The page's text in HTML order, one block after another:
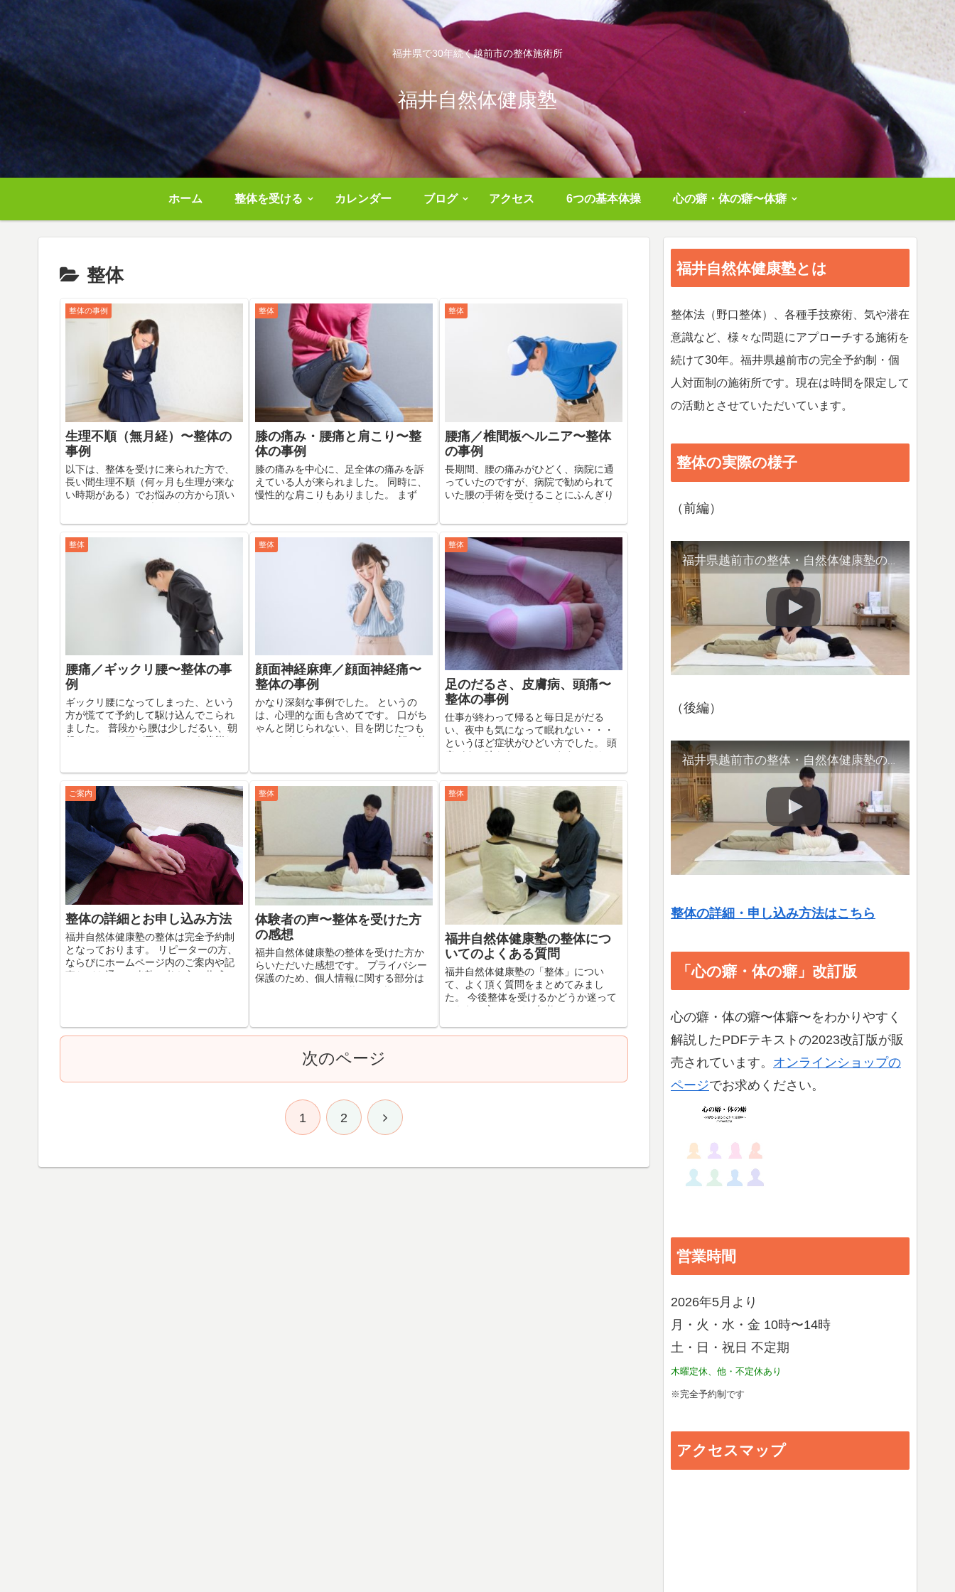
福井県で30年続く越前市の整体施術所
福井自然体健康塾
ホーム 整体を受ける カレンダー ブログ アクセス 6つの基本体操 心の癖・体の癖〜体癖
整体
整体の事例
生理不順（無月経）〜整体の
事例
以下は、整体を受けに来られた方で、
長い間生理不順（何ヶ月も生理が来な
い時期がある）でお悩みの方から頂い
ましたので、嬉し...
整体
膝の痛み・腰痛と肩こり〜整
体の事例
膝の痛みを中心に、足全体の痛みを訴
えている人が来られました。 同時に、
慢性的な肩こりもありました。 まず
膝の痛みのほとんど...
整体
腰痛／椎間板ヘルニア〜整体
の事例
長期間、腰の痛みがひどく、病院に通
っていたのですが、病院で勧められて
いた腰の手術を受けることにふんぎり
ようです。 その方の腰には...
整体
腰痛／ギックリ腰〜整体の事
例
ギックリ腰になってしまった、という
方が慌てて予約して駆け込んでこられ
ました。 普段から腰は少しだるい、朝
起きたときに腰が重い、という状態だ
整体
顔面神経麻痺／顔面神経痛〜
整体の事例
かなり深刻な事例でした。 というの
は、心理的な面も含めてです。 口がち
ゃんと閉じられない、目を閉じたつも
りでも瞼がふさがらない・・・ 顔の片
整体
足のだるさ、皮膚病、頭痛〜
整体の事例
仕事が終わって帰ると毎日足がだる
い、夜中も気になって眠れない・・・
というほど症状がひどい方でした。 頭
痛がする時もあるといいます。 ただ、
すが、この方の職場では...
ご案内
整体の詳細とお申し込み方法
福井自然体健康塾の整体は完全予約制
となっております。 リピーターの方、
ならびにホームページ内のご案内や記
事などを通して当塾の考え方に共感し
整体
体験者の声〜整体を受けた方
の感想
福井自然体健康塾の整体を受けた方か
らいただいた感想です。 プライバシー
保護のため、個人情報に関する部分は
みもなく、...
整体
福井自然体健康塾の整体につ
いてのよくある質問
福井自然体健康塾の「整体」につい
て、よく頂く質問をまとめてみまし
た。 今後整体を受けるかどうか迷って
おられる方は、ぜひ参考にしてくださ
どが治りますか？ ● どれくらい通え
次のページ
1 2
福井自然体健康塾とは
整体法（野口整体）、各種手技療術、気や潜在
意識など、様々な問題にアプローチする施術を
続けて30年。福井県越前市の完全予約制・個
人対面制の施術所です。現在は時間を限定して
の活動とさせていただいています。
整体の実際の様子
（前編）
福井県越前市の整体・自然体健康塾の整体の様子（1）背骨の観察／骨盤他
（後編）
福井県越前市の整体・自然体健康塾の整体の様子（2）腹部や首など
整体の詳細・申し込み方法はこちら
「心の癖・体の癖」改訂版
心の癖・体の癖〜体癖〜をわかりやすく
解説したPDFテキストの2023改訂版が販
売されています。 オンラインショップの
ページでお求めください。
営業時間
2026年5月より
月・火・水・金 10時〜14時
土・日・祝日 不定期
木曜定休、他・不定休あり
※完全予約制です
アクセスマップ